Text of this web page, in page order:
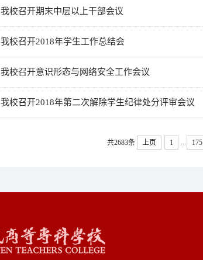
我校召开期末中层以上干部会议
我校召开2018年学生工作总结会
我校召开意识形态与网络安全工作会议
我校召开2018年第二次解除学生纪律处分评审会议
共2683条 上页 1 175